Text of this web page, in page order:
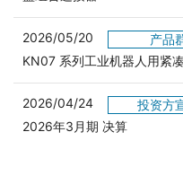
2026/05/20
产品
KN07 系列工业机器人用紧
2026/04/24
投资方
2026年3月期 决算